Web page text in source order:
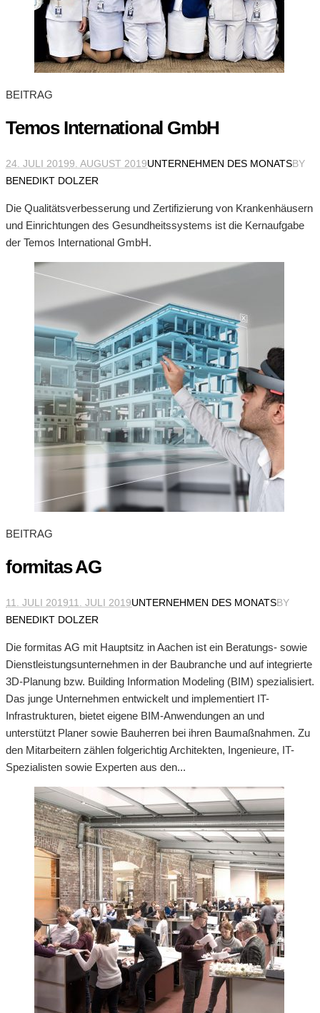
BEITRAG
Temos International GmbH
24. JULI 20199. AUGUST 2019UNTERNEHMEN DES MONATSBY
BENEDIKT DOLZER
Die Qualitätsverbesserung und Zertifizierung von Krankenhäusern
und Einrichtungen des Gesundheitssystems ist die Kernaufgabe
der Temos International GmbH.
BEITRAG
formitas AG
11. JULI 201911. JULI 2019UNTERNEHMEN DES MONATSBY
BENEDIKT DOLZER
Die formitas AG mit Hauptsitz in Aachen ist ein Beratungs- sowie
Dienstleistungsunternehmen in der Baubranche und auf integrierte
3D-Planung bzw. Building Information Modeling (BIM) spezialisiert.
Das junge Unternehmen entwickelt und implementiert IT-
Infrastrukturen, bietet eigene BIM-Anwendungen an und
unterstützt Planer sowie Bauherren bei ihren Baumaßnahmen. Zu
den Mitarbeitern zählen folgerichtig Architekten, Ingenieure, IT-
Spezialisten sowie Experten aus den...